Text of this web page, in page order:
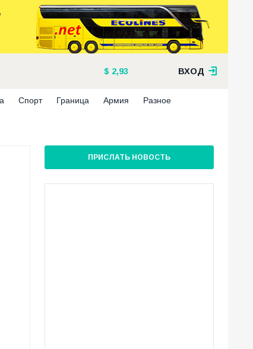
2,93 ВХОД
Спорт Граница Армия Разное
ПРИСЛАТЬ НОВОСТЬ